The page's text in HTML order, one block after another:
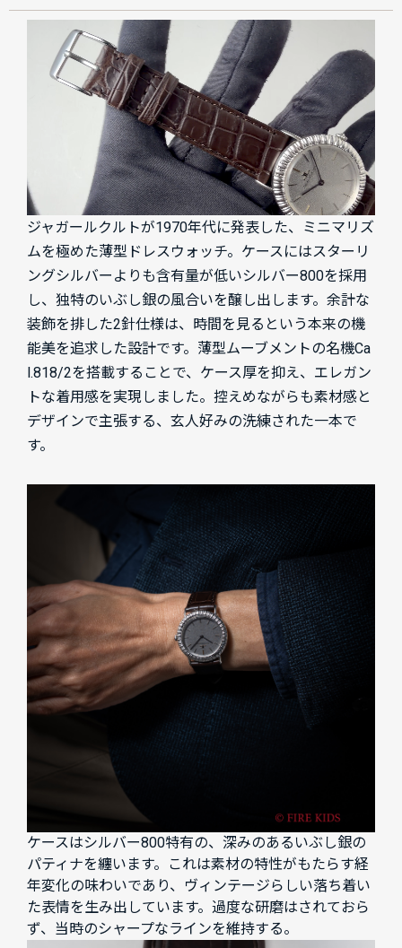
ジャガールクルトが1970年代に発表した、ミニマリズ
ムを極めた薄型ドレスウォッチ。ケースにはスターリ
ングシルバーよりも含有量が低いシルバー800を採用
し、独特のいぶし銀の風合いを醸し出します。余計な
装飾を排した2針仕様は、時間を見るという本来の機
能美を追求した設計です。薄型ムーブメントの名機Ca
l.818/2を搭載することで、ケース厚を抑え、エレガン
トな着用感を実現しました。控えめながらも素材感と
デザインで主張する、玄人好みの洗練された一本で
す。
ケースはシルバー800特有の、深みのあるいぶし銀の
パティナを纏います。これは素材の特性がもたらす経
年変化の味わいであり、ヴィンテージらしい落ち着い
た表情を生み出しています。過度な研磨はされておら
ず、当時のシャープなラインを維持する。